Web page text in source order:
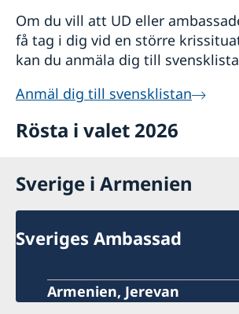
Om du vill att UD eller
få tag i dig vid en större
kan du anmäla dig till
Anmäl dig till svensklistan
Rösta i valet 2026
Sverige i Armenien
Sveriges Ambassad
Armenien, Jerevan